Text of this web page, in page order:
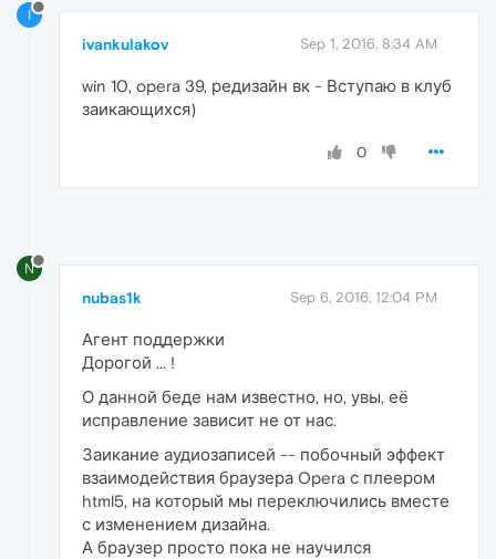
I
ivankulakov Sep 1, 2016, 8:34 AM
win 10, opera 39, редизайн вк - Вступаю в клуб
заикающихся)
0
N
nubas1k Sep 6, 2016, 12:04 PM
Агент поддержки
Дорогой ... !
О данной беде нам известно, но, увы, её
исправление зависит не от нас.
Заикание аудиозаписей -- побочный эффект
взаимодействия браузера Opera с плеером
html5, на который мы переключились вместе
с изменением дизайна.
А браузер просто пока не научился